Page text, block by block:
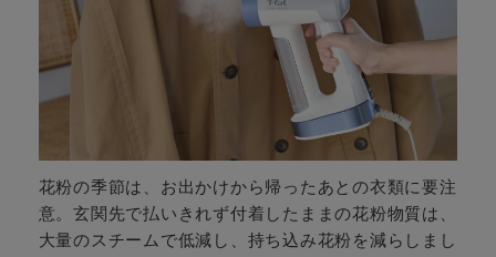
花粉の季節は、お出かけから帰ったあとの衣類に要注
意。玄関先で払いきれず付着したままの花粉物質は、
大量のスチームで低減し、持ち込み花粉を減らしまし